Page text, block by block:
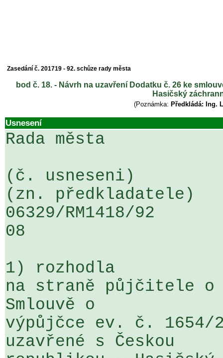
Zasedání č. 201719 - 92. schůze rady města
bod č. 18. - Návrh na uzavření Dodatku č. 26 ke
Hasičský
(Poznámka: Předkládá: Ing.
Usnesení
Rada města
(č. usneseni)
(zn. předkladatele)
06329/RM1418/
08
1) rozhodla
na straně půjčitele o
Smlouvě o
výpůjčce ev. č. 1654/
uzavřené s Českou